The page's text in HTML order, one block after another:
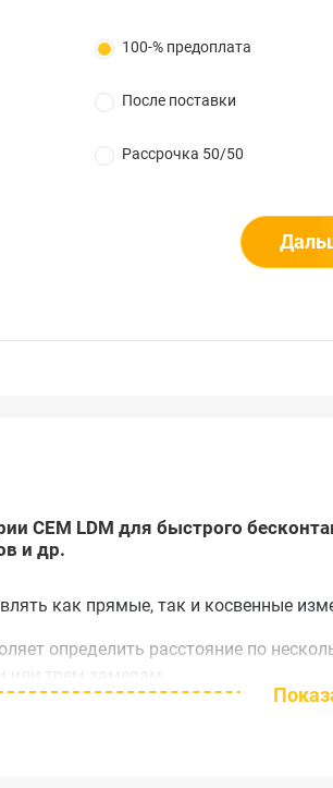
CEM LDM для быстрого
и др.
как прямые, так и косвенные
определить расстояние по
100-% предоплата
После поставки
Рассрочка 50/50